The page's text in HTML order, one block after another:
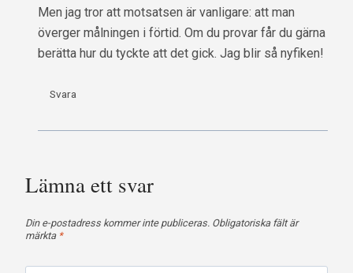
Men jag tror att motsatsen är vanligare: att man
överger målningen i förtid. Om du provar får du gärna
berätta hur du tyckte att det gick. Jag blir så nyfiken!
Svara
Lämna ett svar
Din e-postadress kommer inte publiceras. Obligatoriska fält är
märkta *